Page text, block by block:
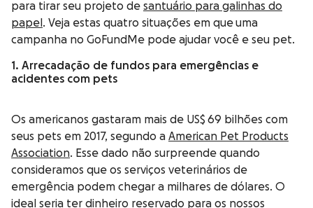
para tirar seu projeto de santuário para galinhas do
papel . Veja estas quatro situações em que uma
campanha no GoFundMe pode ajudar você e seu pet.
1. Arrecadação de fundos para emergências e
acidentes com pets
Os americanos gastaram mais de US$ 69 bilhões com
seus pets em 2017, segundo a American Pet Products
Association. Esse dado não surpreende quando
consideramos que os serviços veterinários de
emergência podem chegar a milhares de dólares. O
ideal seria ter dinheiro reservado para os nossos